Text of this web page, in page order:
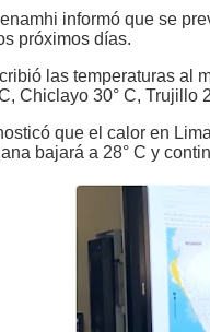
informó que se
próximos días.
las temperaturas al
Chiclayo 30° C, Trujillo
que el calor en
bajará a 28° C y